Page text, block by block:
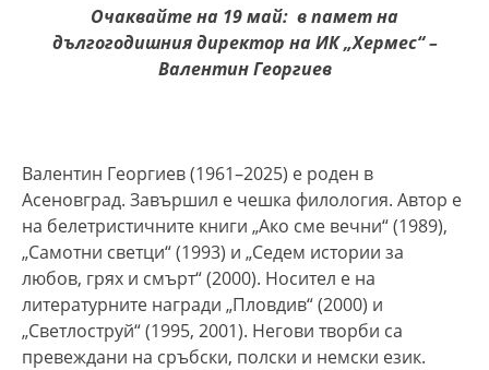
Очаквайте на 19 май: в памет на
дългогодишния директор на ИК „Хермес“ –
Валентин Георгиев
Валентин Георгиев (1961–2025) е роден в
Асеновград. Завършил е чешка филология. Автор е
на белетристичните книги „Ако сме вечни“ (1989),
„Самотни светци“ (1993) и „Седем истории за
любов, грях и смърт“ (2000). Носител е на
литературните награди „Пловдив“ (2000) и
„Светлоструй“ (1995, 2001). Негови творби са
превеждани на сръбски, полски и немски език.